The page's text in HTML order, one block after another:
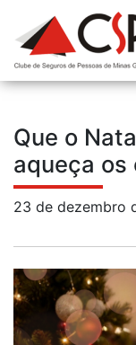
Que o
aqueça os
23 de dezembro